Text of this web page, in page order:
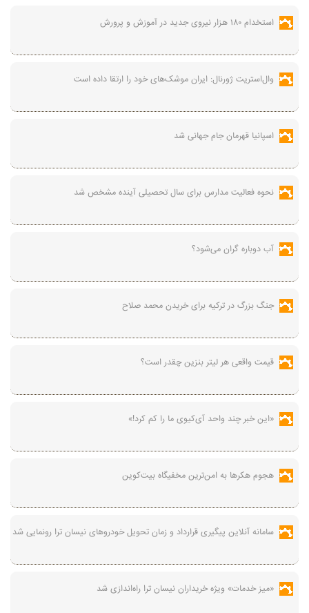
استخدام ۱۸۰ هزار نیروی جدید در آموزش‌ و پرورش
وال‌استریت ژورنال: ایران موشک‌های خود را ارتقا داده است
اسپانیا قهرمان جام جهانی شد
نحوه فعالیت مدارس برای سال تحصیلی آینده مشخص شد
آب دوباره گران می‌شود؟
جنگ بزرگ در ترکیه برای خریدن محمد صلاح
قیمت واقعی هر لیتر بنزین چقدر است؟
«این خبر چند واحد آی‌کیوی ما را کم کرد!»
هجوم هکرها به امن‌ترین مخفیگاه بیت‌کوین
سامانه آنلاین پیگیری قرارداد‌ و زمان تحویل خودرو‌های نیسان ترا رونمایی شد
«میز خدمات» ویژه خریداران نیسان ترا راه‌اندازی شد